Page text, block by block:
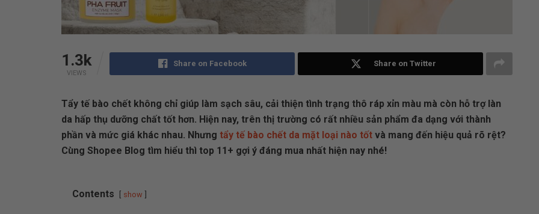
1.3k
VIEWS
Share on Facebook Share on Twitter
Tẩy tế bào chết không chỉ giúp làm sạch sâu, cải thiện tình trạng thô ráp xỉn màu mà còn hỗ trợ làn
da hấp thụ dưỡng chất tốt hơn. Hiện nay, trên thị trường có rất nhiều sản phẩm đa dạng với thành
phần và mức giá khác nhau. Nhưng tẩy tế bào chết da mặt loại nào tốt và mang đến hiệu quả rõ rệt?
Cùng Shopee Blog tìm hiểu thì top 11+ gợi ý đáng mua nhất hiện nay nhé!
Contents show